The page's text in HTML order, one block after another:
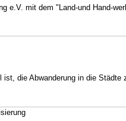
e.V. mit dem "Land-und Hand-
die Abwanderung in die